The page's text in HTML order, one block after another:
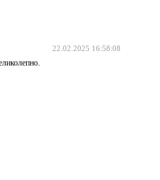
22.02.2025 16:58:08